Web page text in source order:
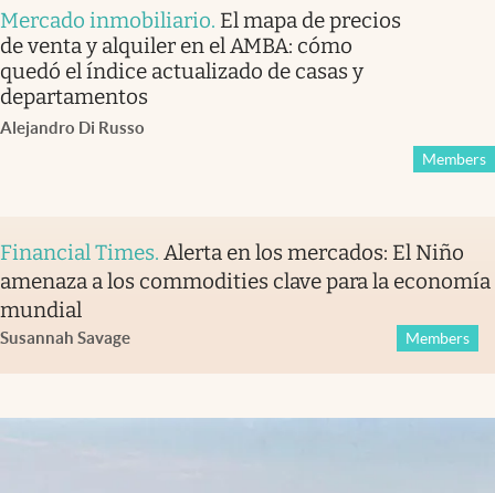
Mercado inmobiliario. El mapa de precios
de venta y alquiler en el AMBA: cómo
quedó el índice actualizado de casas y
departamentos
Alejandro Di Russo
Members
Financial Times. Alerta en los mercados: El Niño
amenaza a los commodities clave para la economía
mundial
Susannah Savage Members